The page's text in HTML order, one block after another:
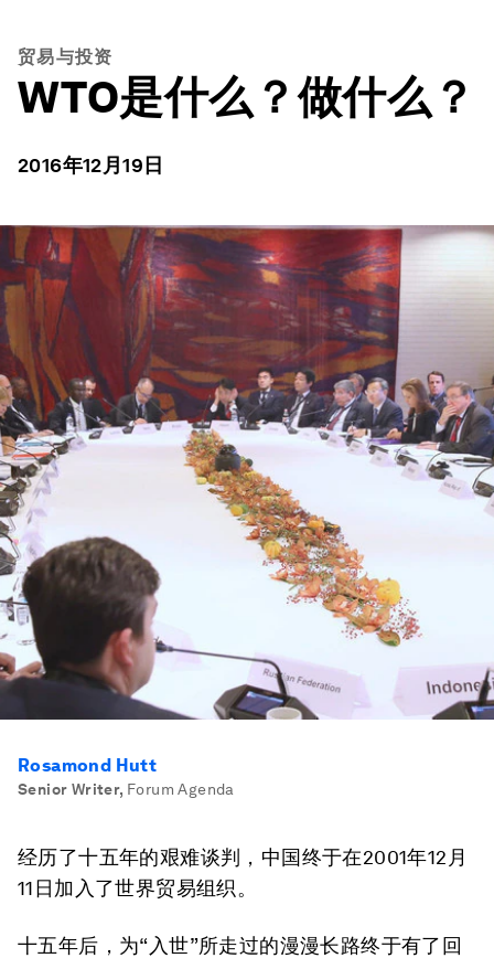
贸易与投资
WTO是什么？做什么？
2016年12月19日
Rosamond Hutt
Senior Writer, Forum Agenda
经历了十五年的艰难谈判，中国终于在2001年12月
11日加入了世界贸易组织。
十五年后，为“入世”所走过的漫漫长路终于有了回